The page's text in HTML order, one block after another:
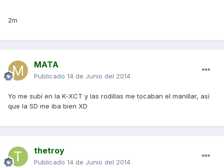
2m
MATA
Publicado 14 de Junio del 2014
Yo me subí en la K-XCT y las rodillas me tocaban el manillar, así
que la SD me iba bien XD
thetroy
Publicado 14 de Junio del 2014